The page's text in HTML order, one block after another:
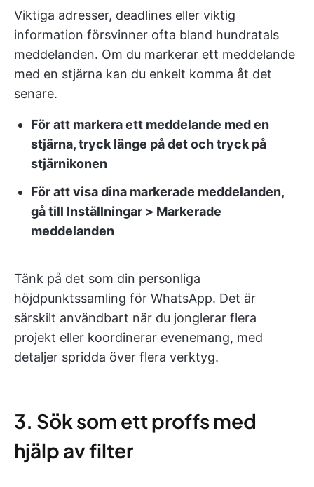
Viktiga adresser, deadlines eller viktig
information försvinner ofta bland hundratals
meddelanden. Om du markerar ett meddelande
med en stjärna kan du enkelt komma åt det
senare.
För att markera ett meddelande med en
stjärna, tryck länge på det och tryck på
stjärnikonen
För att visa dina markerade meddelanden,
gå till Inställningar > Markerade
meddelanden
Tänk på det som din personliga
höjdpunktssamling för WhatsApp. Det är
särskilt användbart när du jonglerar flera
projekt eller koordinerar evenemang, med
detaljer spridda över flera verktyg.
3. Sök som ett proffs med
hjälp av filter